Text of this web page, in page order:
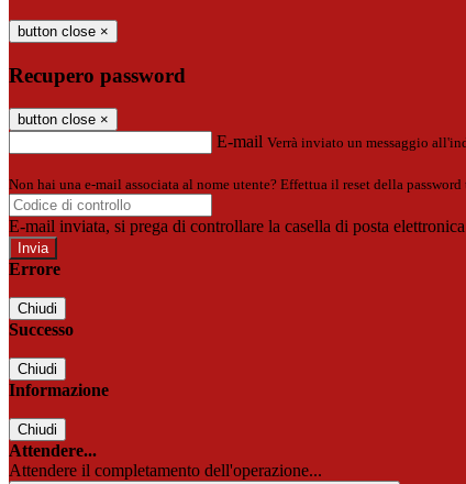
button close ×
Recupero password
button close ×
E-mail Verrà inviato un messaggio
Non hai una e-mail associata al nome utente? Effettua il reset della
E-mail inviata, si prega di controllare la casella di posta
Errore
Chiudi
Successo
Chiudi
Informazione
Chiudi
Attendere...
Attendere il completamento dell'operazione...